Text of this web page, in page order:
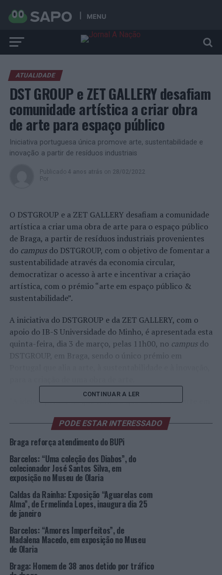
MENU
ATUALIDADE
DST GROUP e ZET GALLERY desafiam
comunidade artística a criar obra
de arte para espaço público
Iniciativa portuguesa única promove arte, sustentabilidade e
inovação a partir de resíduos industriais
Publicado 4 anos atrás on 28/02/2022
Por
O DSTGROUP e a ZET GALLERY desafiam a comunidade
artística a criar uma obra de arte para o espaço público
de Braga, a partir de resíduos industriais provenientes
do campusdo DSTGROUP, com o objetivo de fomentar a
sustentabilidade através da economia circular,
democratizar o acesso à arte e incentivar a criação
artística, com o prémio “arte em espaço público &
sustentabilidade”.
A iniciativa do DSTGROUP e da ZET GALLERY, com o
apoio do IB-S Universidade do Minho, é apresentada esta
quinta-feira, dia 3 de março, pelas 11h00, no campusdo
DSTGROUP, em Braga, sendo o único prémio em
“A ideia é pensar de que forma é que as obras de arte em
relacionados com a sustentabilidade ambiental e serem
um exemplo daquilo que é a economia circular”, explica
Helena Mendes Pereira, diretora-geral da ZET GALLERY,
“queremos que a iniciativa funcione como um motor
para a criatividade sustentável, no incentivo à produção
artística”.
A aposta na criação de património cultural é uma
bandeira da ZET GALLERY e do DSTGROUP, que veem,
nesta filosofia, um caminho para o desenvolvimento
sustentável a todos os níveis.
A importância da democratização no acesso à arte para
CONTINUAR A LER
PODE ESTAR INTERESSADO
Braga reforça atendimento do BUPi
Barcelos: “Uma coleção dos Diabos”, do
colecionador José Santos Silva, em
exposição no Museu de Olaria
Caldas da Rainha: Exposição “Aguarelas com
Alma”, de Ermelinda Lopes, inaugura dia 25
de janeiro
Barcelos: “Amores Imperfeitos”, de
Madalena Macedo, em exposição no Museu
de Olaria
Braga: Homem de 38 anos detido por tráfico